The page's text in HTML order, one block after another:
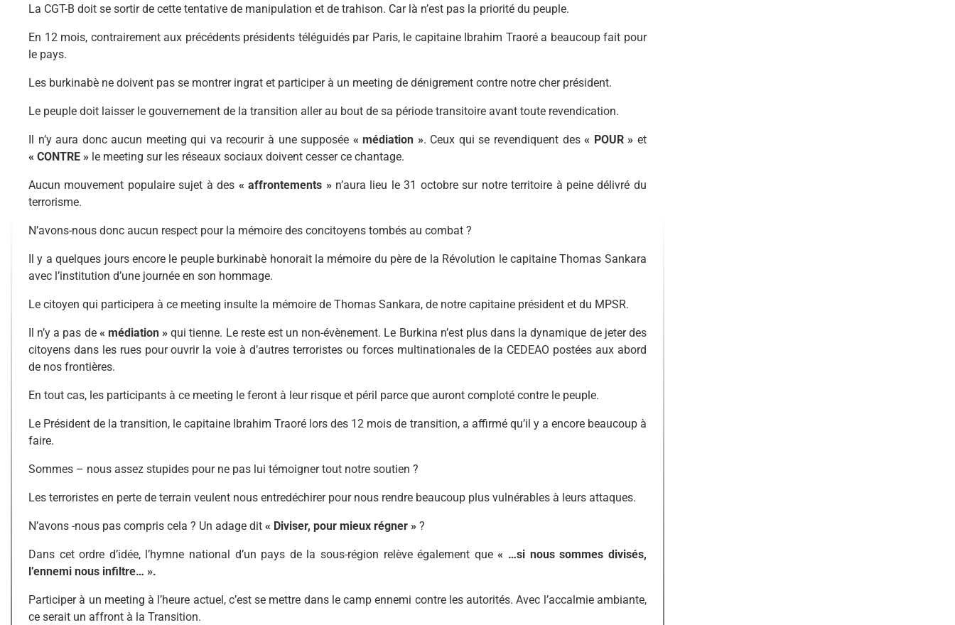
La CGT-B doit se sortir de cette tentative de manipulation et de trahison. Car là n’est pas la priorité du peuple.
En 12 mois, contrairement aux précédents présidents téléguidés par Paris, le capitaine Ibrahim Traoré a beaucoup fait pour
le pays.
Les burkinabè ne doivent pas se montrer ingrat et participer à un meeting de dénigrement contre notre cher président.
Le peuple doit laisser le gouvernement de la transition aller au bout de sa période transitoire avant toute revendication.
Il n’y aura donc aucun meeting qui va recourir à une supposée « médiation ». Ceux qui se revendiquent des« POUR » et
« CONTRE » le meeting sur les réseaux sociaux doivent cesser ce chantage.
Aucun mouvement populaire sujet à des « affrontements »n’aura lieu le 31 octobre sur notre territoire à peine délivré du
terrorisme.
N’avons-nous donc aucun respect pour la mémoire des concitoyens tombés au combat ?
Il y a quelques jours encore le peuple burkinabè honorait la mémoire du père de la Révolution le capitaine Thomas Sankara
avec l’institution d’une journée en son hommage.
Le citoyen qui participera à ce meeting insulte la mémoire de Thomas Sankara, de notre capitaine président et du MPSR.
Il n’y a pas de « médiation » qui tienne. Le reste est un non-évènement. Le Burkina n’est plus dans la dynamique de jeter des
citoyens dans les rues pour ouvrir la voie à d’autres terroristes ou forces multinationales de la CEDEAO postées aux abord
de nos frontières.
En tout cas, les participants à ce meeting le feront à leur risque et péril parce que auront comploté contre le peuple.
Le Président de la transition, le capitaine Ibrahim Traoré lors des 12 mois de transition, a affirmé qu’il y a encore beaucoup à
faire.
Sommes – nous assez stupides pour ne pas lui témoigner tout notre soutien ?
Les terroristes en perte de terrain veulent nous entredéchirer pour nous rendre beaucoup plus vulnérables à leurs attaques.
N’avons -nous pas compris cela ? Un adage dit « Diviser, pour mieux régner » ?
Dans cet ordre d’idée, l’hymne national d’un pays de la sous-région relève également que« …si nous sommes divisés,
l’ennemi nous infiltre… ».
Participer à un meeting à l’heure actuel, c’est se mettre dans le camp ennemi contre les autorités. Avec l’accalmie ambiante,
ce serait un affront à la Transition.